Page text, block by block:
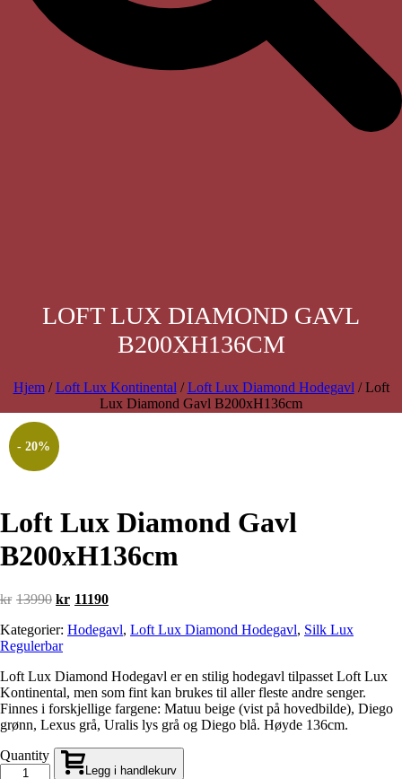
LOFT LUX DIAMOND GAVL
B200XH136CM
Hjem/Loft Lux Kontinental /Loft Lux Diamond Hodegavl / Loft
Lux Diamond Gavl B200xH136cm
- 20%
Loft Lux Diamond Gavl
B200xH136cm
kr 13990 Opprinnelig
var:
kr13990.
kr 11190Nåværende
er:
Kategorier: Hodegavl, Loft Lux Diamond Hodegavl, Silk Lux
Regulerbar
Loft Lux Diamond Hodegavl er en stilig hodegavl tilpasset Loft Lux
Kontinental, men som fint kan brukes til aller fleste andre senger.
Finnes i forskjellige fargene: Matuu beige (vist på hovedbilde), Diego
grønn, Lexus grå, Uralis lys grå og Diego blå. Høyde 136cm.
Quantity
Legg i handlekurv